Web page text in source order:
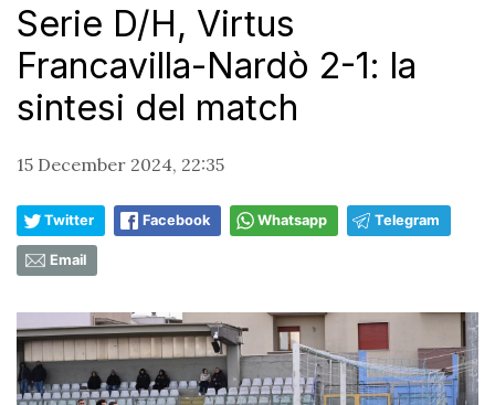
Serie D/H, Virtus
Francavilla-Nardò 2-1: la
sintesi del match
15 December 2024, 22:35
Twitter Facebook Whatsapp Telegram
Email